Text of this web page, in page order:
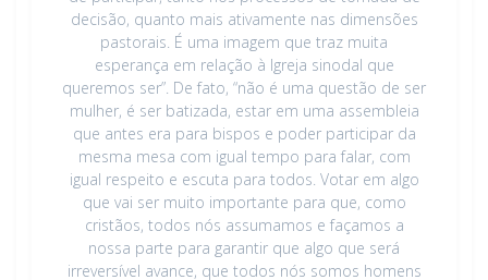
decisão, quanto mais ativamente nas dimensões
pastorais. É uma imagem que traz muita
esperança em relação à Igreja sinodal que
queremos ser”. De fato, “não é uma questão de ser
mulher, é ser batizada, estar em uma assembleia
que antes era para bispos e poder participar da
mesma mesa com igual tempo para falar, com
igual respeito e escuta para todos. Votar em algo
que vai ser muito importante para que, como
cristãos, todos nós assumamos e façamos a
nossa parte para garantir que algo que será
irreversível avance, que todos nós somos homens